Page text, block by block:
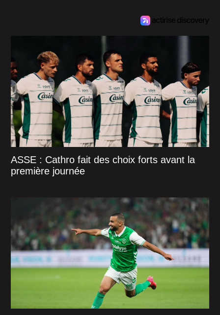
ASSE : Cathro fait des choix forts avant la
première journée